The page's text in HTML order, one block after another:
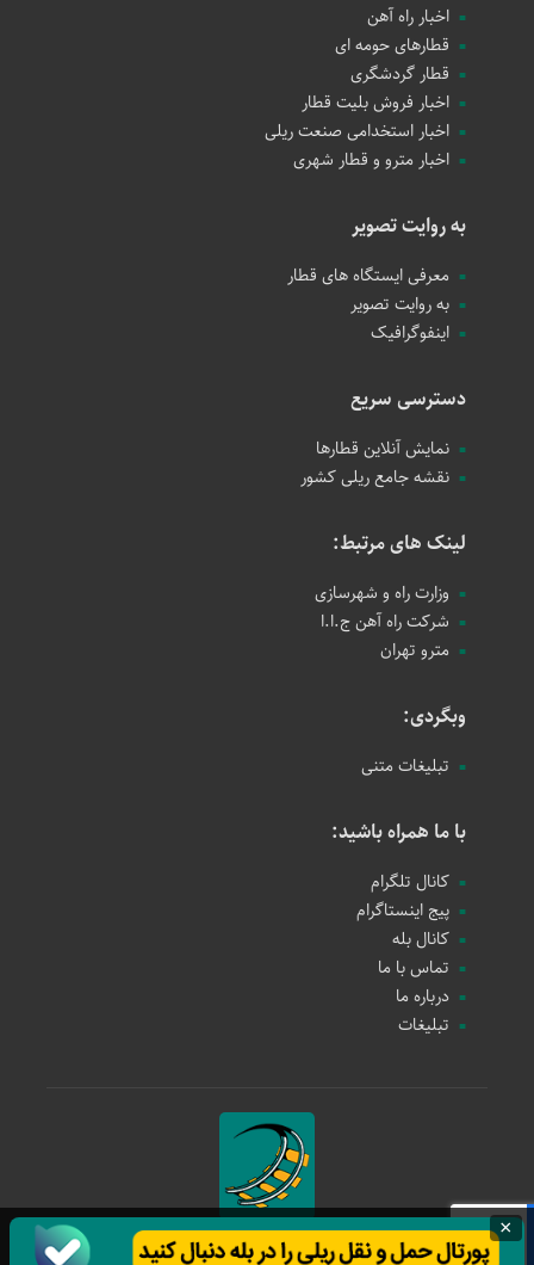
اخبار راه آهن
قطارهای حومه ای
قطار گردشگری
اخبار فروش بلیت قطار
اخبار استخدامی صنعت ریلی
اخبار مترو و قطار شهری
به روایت تصویر
معرفی ایستگاه های قطار
به روایت تصویر
اینفوگرافیک
دسترسی سریع
نمایش آنلاین قطارها
نقشه جامع ریلی کشور
لینک های مرتبط:
وزارت راه و شهرسازی
شرکت راه آهن ج.ا.ا
مترو تهران
وبگردی:
تبلیغات متنی
با ما همراه باشید:
کانال تلگرام
پیج اینستاگرام
کانال بله
تماس با ما
درباره ما
تبلیغات
حمل و نقل ریلی
×